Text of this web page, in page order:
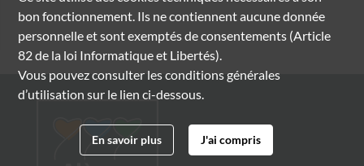
bon fonctionnement. Ils ne contiennent aucune donnée
personnelle et sont exemptés de consentements (Article
82 de la loi Informatique et Libertés).
Vous pouvez consulter les conditions générales
d’utilisation sur le lien ci-dessous.
En savoir plus J'ai compris